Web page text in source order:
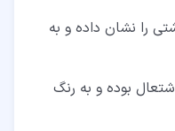
را نشان داده و به
بوده و به رنگ